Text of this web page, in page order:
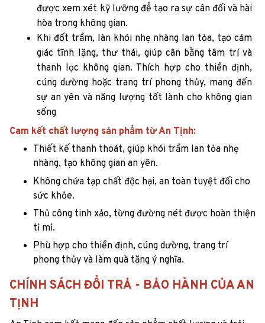
được xem xét kỹ lưỡng để tạo ra sự cân đối và hài
hòa trong không gian.
Khi đốt trầm, làn khói nhẹ nhàng lan tỏa, tạo cảm
giác tĩnh lặng, thư thái, giúp cân bằng tâm trí và
thanh lọc không gian. Thích hợp cho thiền định,
cúng dường hoặc trang trí phong thủy, mang đến
sự an yên và năng lượng tốt lành cho không gian
sống
Cam kết chất lượng sản phẩm từ An Tịnh:
Thiết kế thanh thoát, giúp khói trầm lan tỏa nhẹ
nhàng, tạo không gian an yên.
Không chứa tạp chất độc hại, an toàn tuyệt đối cho
sức khỏe.
Thủ công tinh xảo, từng đường nét được hoàn thiện
tỉ mỉ.
Phù hợp cho thiền định, cúng dường, trang trí
phong thủy và làm quà tặng ý nghĩa.
CHÍNH SÁCH ĐỔI TRẢ - BẢO HÀNH CỦA AN
TỊNH